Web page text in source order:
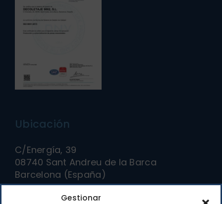
Gestionar
Ubicación
C/Energía, 39
08740 Sant Andreu de la Barca
Barcelona (España)
Cómo llegar